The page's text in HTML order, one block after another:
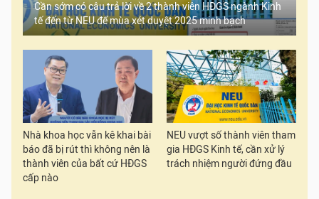
Cần sớm có câu trả lời về 2 thành viên HĐGS ngành Kinh
tế đến từ NEU để mùa xét duyệt 2025 minh bạch
Nhà khoa học vẫn kê khai bài
báo đã bị rút thì không nên là
thành viên của bất cứ HĐGS
cấp nào
NEU vượt số thành viên tham
gia HĐGS Kinh tế, cần xử lý
trách nhiệm người đứng đầu